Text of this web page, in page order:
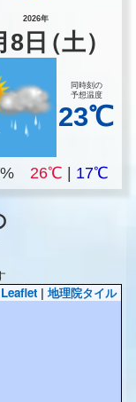
2026年
8 日（土）
同時刻の
予想温度
23℃
26℃ 17℃
Leaflet | 地理院タイル